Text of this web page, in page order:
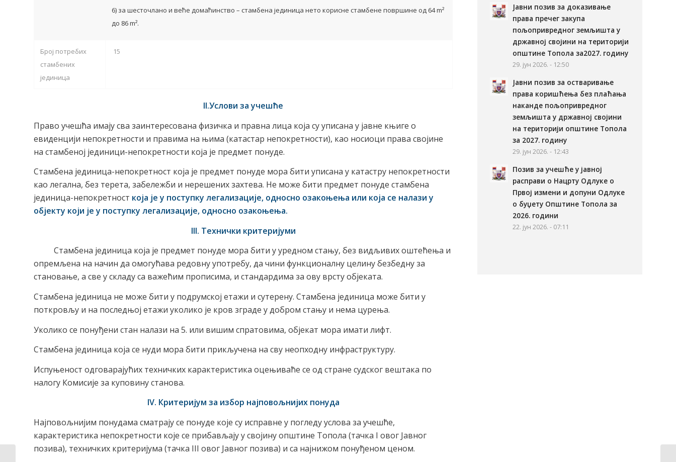
6) за шесточлано и веће домаћинство – стамбена јединица нето корисне стамбене површине од 64 m²
до 86 m².
Број потребих
стамбених
јединица
15
II.Услови за учешће
Право учешћа имају сва заинтересована физичка и правна лица која су уписана у јавне књиге о
евиденцији непокретности и правима на њима (катастар непокретности), као носиоци права својине
на стамбеној јединици-непокретности која је предмет понуде.
Стамбена јединица-непокретност која је предмет понуде мора бити уписана у катастру непокретности
као легална, без терета, забележби и нерешених захтева. Не може бити предмет понуде стамбена
јединица-непокретност која је у поступку легализације, односно озакоњења или која се налази у
објекту који је у поступку легализације, односно озакоњења.
III. Технички критеријуми
Стамбена јединица која је предмет понуде мора бити у уредном стању, без видљивих оштећења и
опремљена на начин да омогућава редовну употребу, да чини функционалну целину безбедну за
становање, а све у складу са важећим прописима, и стандардима за ову врсту објеката.
Стамбена јединица не може бити у подрумској етажи и сутерену. Стамбена јединица може бити у
поткровљу и на последњој етажи уколико је кров зграде у добром стању и нема цурења.
Уколико се понуђени стан налази на 5. или вишим спратовима, објекат мора имати лифт.
Стамбена јединица која се нуди мора бити прикључена на сву неопходну инфраструктуру.
Испуњеност одговарајућих техничких карактеристика оцењиваће се од стране судског вештака по
налогу Комисије за куповину станова.
IV. Критеријум за избор најповољнијих понуда
Најповољнијим понудама сматрају се понуде које су исправне у погледу услова за учешће,
карактеристика непокретности које се прибављају у својину општине Топола (тачка I овог Јавног
позива), техничких критеријума (тачка III овог Јавног позива) и са најнижом понуђеном ценом.
Јавни позив за доказивање
права пречег закупа
пољопривредног земљишта у
државној својини на територији
општине Топола за2027. годину
29. јун 2026. - 12:50
Јавни позив за остваривање
права коришћења без плаћања
наканде пољопривредног
земљишта у државној својини
на територији општине Топола
за 2027. годину
29. јун 2026. - 12:43
Позив за учешће у јавној
расправи о Нацрту Одлуке о
Првој измени и допуни Одлуке
о буџету Општине Топола за
2026. години
22. јун 2026. - 07:11